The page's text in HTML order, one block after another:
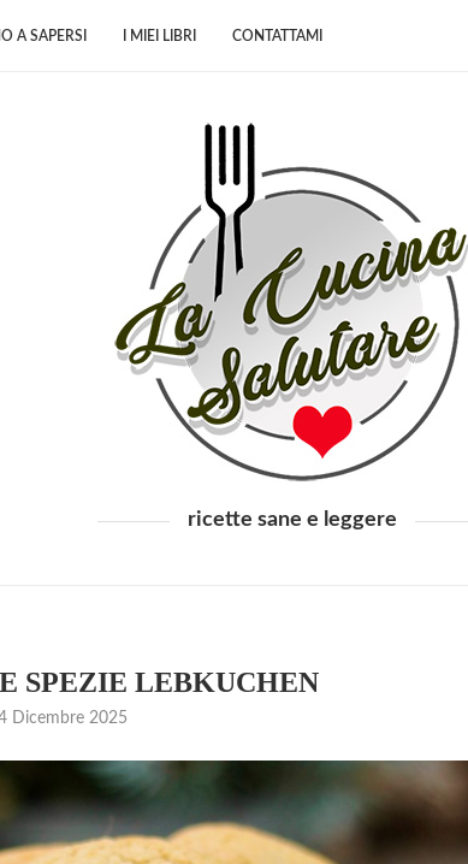
A SAPERSI I MIEI LIBRI CONTATTAMI
ricette sane e leggere
SPEZIE LEBKUCHEN
Dicembre 2025